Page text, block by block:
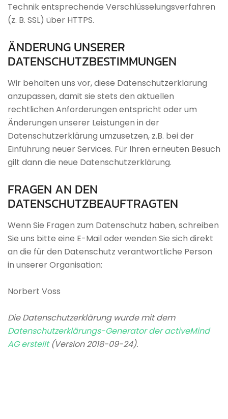
Technik entsprechende Verschlüsselungsverfahren
(z. B. SSL) über HTTPS.
ÄNDERUNG UNSERER
DATENSCHUTZBESTIMMUNGEN
Wir behalten uns vor, diese Datenschutzerklärung
anzupassen, damit sie stets den aktuellen
rechtlichen Anforderungen entspricht oder um
Änderungen unserer Leistungen in der
Datenschutzerklärung umzusetzen, z.B. bei der
Einführung neuer Services. Für Ihren erneuten Besuch
gilt dann die neue Datenschutzerklärung.
FRAGEN AN DEN
DATENSCHUTZBEAUFTRAGTEN
Wenn Sie Fragen zum Datenschutz haben, schreiben
Sie uns bitte eine E-Mail oder wenden Sie sich direkt
an die für den Datenschutz verantwortliche Person
in unserer Organisation:
Norbert Voss
Die Datenschutzerklärung wurde mit dem
Datenschutzerklärungs-Generator der activeMind
AG erstellt(Version 2018-09-24).